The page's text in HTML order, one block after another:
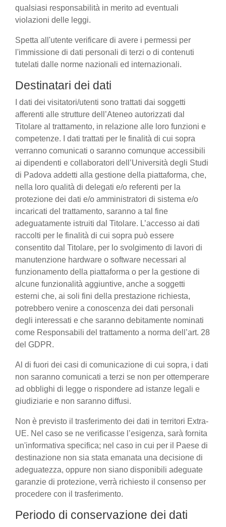
qualsiasi responsabilità in merito ad eventuali
violazioni delle leggi.
Spetta all'utente verificare di avere i permessi per
l'immissione di dati personali di terzi o di contenuti
tutelati dalle norme nazionali ed internazionali.
Destinatari dei dati
I dati dei visitatori/utenti sono trattati dai soggetti
afferenti alle strutture dell’Ateneo autorizzati dal
Titolare al trattamento, in relazione alle loro funzioni e
competenze. I dati trattati per le finalità di cui sopra
verranno comunicati o saranno comunque accessibili
ai dipendenti e collaboratori dell’Università degli Studi
di Padova addetti alla gestione della piattaforma, che,
nella loro qualità di delegati e/o referenti per la
protezione dei dati e/o amministratori di sistema e/o
incaricati del trattamento, saranno a tal fine
adeguatamente istruiti dal Titolare. L’accesso ai dati
raccolti per le finalità di cui sopra può essere
consentito dal Titolare, per lo svolgimento di lavori di
manutenzione hardware o software necessari al
funzionamento della piattaforma o per la gestione di
alcune funzionalità aggiuntive, anche a soggetti
esterni che, ai soli fini della prestazione richiesta,
potrebbero venire a conoscenza dei dati personali
degli interessati e che saranno debitamente nominati
come Responsabili del trattamento a norma dell’art. 28
del GDPR.
Al di fuori dei casi di comunicazione di cui sopra, i dati
non saranno comunicati a terzi se non per ottemperare
ad obblighi di legge o rispondere ad istanze legali e
giudiziarie e non saranno diffusi.
Non è previsto il trasferimento dei dati in territori Extra-
UE. Nel caso se ne verificasse l’esigenza, sarà fornita
un'informativa specifica; nel caso in cui per il Paese di
destinazione non sia stata emanata una decisione di
adeguatezza, oppure non siano disponibili adeguate
garanzie di protezione, verrà richiesto il consenso per
procedere con il trasferimento.
Periodo di conservazione dei dati